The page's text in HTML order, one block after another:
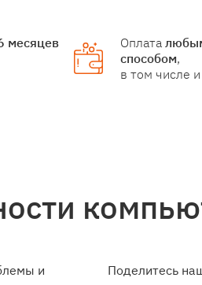
месяцев
Оплата
способом,
в том числе
и
Поделитесь